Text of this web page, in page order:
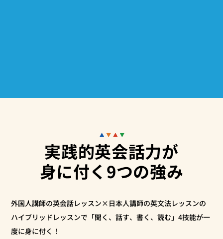
実践的英会話力が
身に付く9つの強み
外国人講師の英会話レッスン×日本人講師の英文法レッスンの
ハイブリッドレッスンで「聞く、話す、書く、読む」4技能が一
度に身に付く！